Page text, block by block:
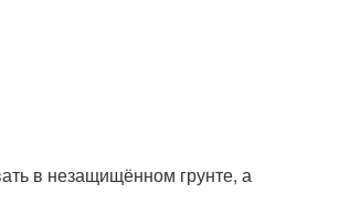
в незащищённом грунте, а